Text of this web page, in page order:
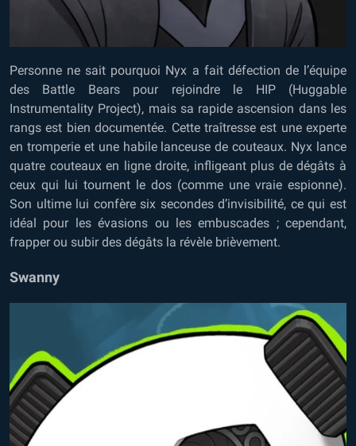
Personne ne sait pourquoi Nyx a fait défection de l’équipe
des Battle Bears pour rejoindre le HIP (Huggable
Instrumentality Project), mais sa rapide ascension dans les
rangs est bien documentée. Cette traîtresse est une experte
en tromperie et une habile lanceuse de couteaux. Nyx lance
quatre couteaux en ligne droite, infligeant plus de dégâts à
ceux qui lui tournent le dos (comme une vraie espionne).
Son ultime lui confère six secondes d’invisibilité, ce qui est
idéal pour les évasions ou les embuscades ; cependant,
frapper ou subir des dégâts la révèle brièvement.
Swanny